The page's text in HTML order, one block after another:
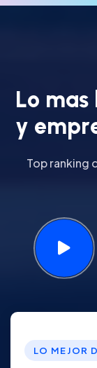
Lo mas
y empr
Top ranking
LO MEJOR